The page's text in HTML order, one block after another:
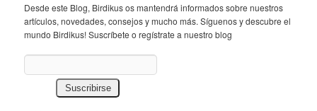
Desde este Blog, Birdikus os mantendrá informados sobre nuestros
artículos, novedades, consejos y mucho más. Síguenos y descubre el
mundo Birdikus! Suscríbete o regístrate a nuestro blog